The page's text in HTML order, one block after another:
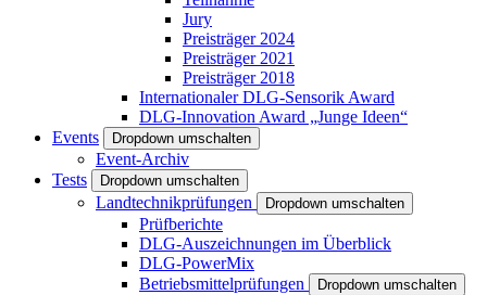
Jury
Preisträger 2024
Preisträger 2021
Preisträger 2018
Internationaler DLG-Sensorik Award
DLG-Innovation Award „Junge Ideen“
Events
Dropdown umschalten
Event-Archiv
Tests
Dropdown umschalten
Landtechnikprüfungen Dropdown umschalten
Prüfberichte
DLG-Auszeichnungen im Überblick
DLG-PowerMix
Betriebsmittelprüfungen
Dropdown umschalten